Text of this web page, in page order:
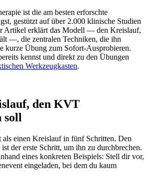
ist die am besten erforschte
gestützt auf über 2.000 klinische Studien
Artikel erklärt das Modell — den Kreislauf,
—, die zentralen Techniken, die ihn
kurze Übung zum Sofort-Ausprobieren.
kennst und direkt zu den Übungen
Werkzeugkasten.
den KVT
soll
einen Kreislauf in fünf Schritten. Den
der erste Schritt, um ihn zu durchbrechen.
eines konkreten Beispiels: Stell dir vor,
eingeladen, bei dem du kaum